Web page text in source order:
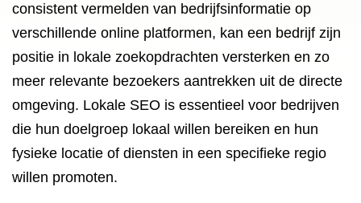
consistent vermelden van bedrijfsinformatie op
verschillende online platformen, kan een bedrijf zijn
positie in lokale zoekopdrachten versterken en zo
meer relevante bezoekers aantrekken uit de directe
omgeving. Lokale SEO is essentieel voor bedrijven
die hun doelgroep lokaal willen bereiken en hun
fysieke locatie of diensten in een specifieke regio
willen promoten.